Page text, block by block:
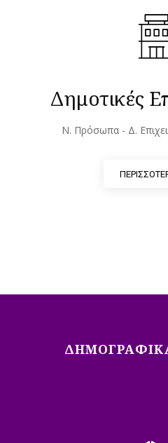
Δημοτικές
Ν. Πρόσωπα - Δ.